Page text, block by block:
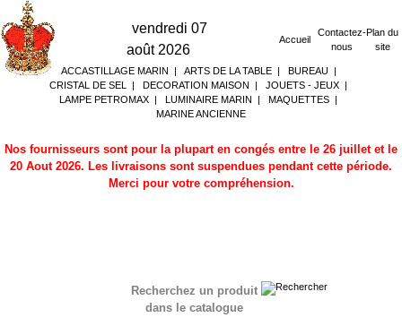
vendredi 07
août 2026
Accueil
Contactez-
nous
Plan du
site
ACCASTILLAGE MARIN | ARTS DE LA TABLE| BUREAU|
CRISTAL DE SEL
| DECORATION MAISON | JOUETS - JEUX |
LAMPE PETROMAX | LUMINAIRE MARIN | MAQUETTES |
MARINE ANCIENNE
Nos fournisseurs sont pour la plupart en congés entre le 26 juillet et le
20 Aout 2026. Les livraisons sont suspendues pendant cette période.
Merci pour votre compréhension.
Recherchez un produit
dans le catalogue